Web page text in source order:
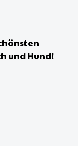
und Hund!